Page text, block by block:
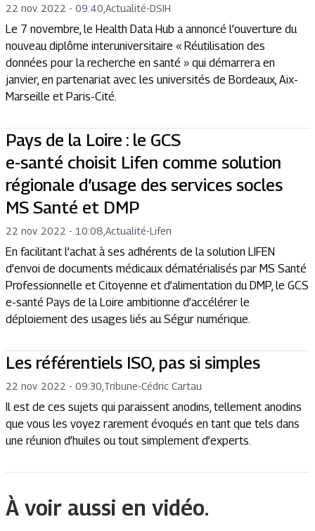
22 nov. 2022 - 09:40 Actualité-DSIH
Le 7 novembre, le Health Data Hub a annoncé l’ouverture du
nouveau diplôme interuniversitaire « Réutilisation des
données pour la recherche en santé » qui démarrera en
janvier, en partenariat avec les universités de Bordeaux, Aix-
Marseille et Paris-Cité.
Pays de la Loire : le GCS
e-santé choisit Lifen comme solution
régionale d’usage des services socles
MS Santé et DMP
22 nov. 2022 - 10:08 Actualité-Lifen
En facilitant l’achat à ses adhérents de la solution LIFEN
d’envoi de documents médicaux dématérialisés par MS Santé
Professionnelle et Citoyenne et d’alimentation du DMP, le GCS
e-santé Pays de la Loire ambitionne d’accélérer le
déploiement des usages liés au Ségur numérique.
Les référentiels ISO, pas si simples
22 nov. 2022 - 09:30 Tribune-Cédric Cartau
Il est de ces sujets qui paraissent anodins, tellement anodins
que vous les voyez rarement évoqués en tant que tels dans
une réunion d’huiles ou tout simplement d’experts.
À voir aussi en vidéo.